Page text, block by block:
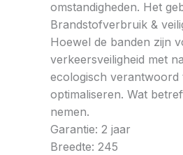
omstandigheden. Het
Brandstofverbruik &
Hoewel de banden zijn
verkeersveiligheid met
ecologisch verantwoord
optimaliseren. Wat
nemen.
Garantie: 2 jaar
Breedte: 245